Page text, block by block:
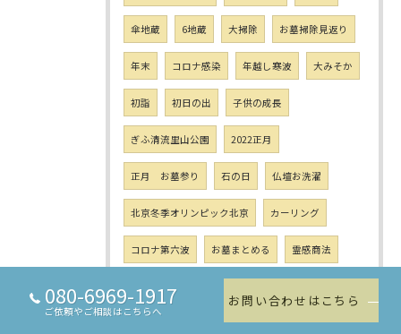
傘地蔵 6地蔵 大掃除 お墓掃除見返り
年末 コロナ感染 年越し寒波 大みそか
初詣 初日の出 子供の成長
ぎふ清流里山公園 2022正月
正月 お墓参り 石の日 仏壇お洗濯
北京冬季オリンピック北京 カーリング
コロナ第六波 お墓まとめる 霊感商法
親孝行
鳥の糞
080-6969-1917
ご依頼やご相談はこちらへ
お問い合わせはこちら